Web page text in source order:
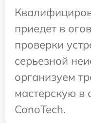
приедет в
проверки
серьезной
организуем
мастерскую в
ConoTech.